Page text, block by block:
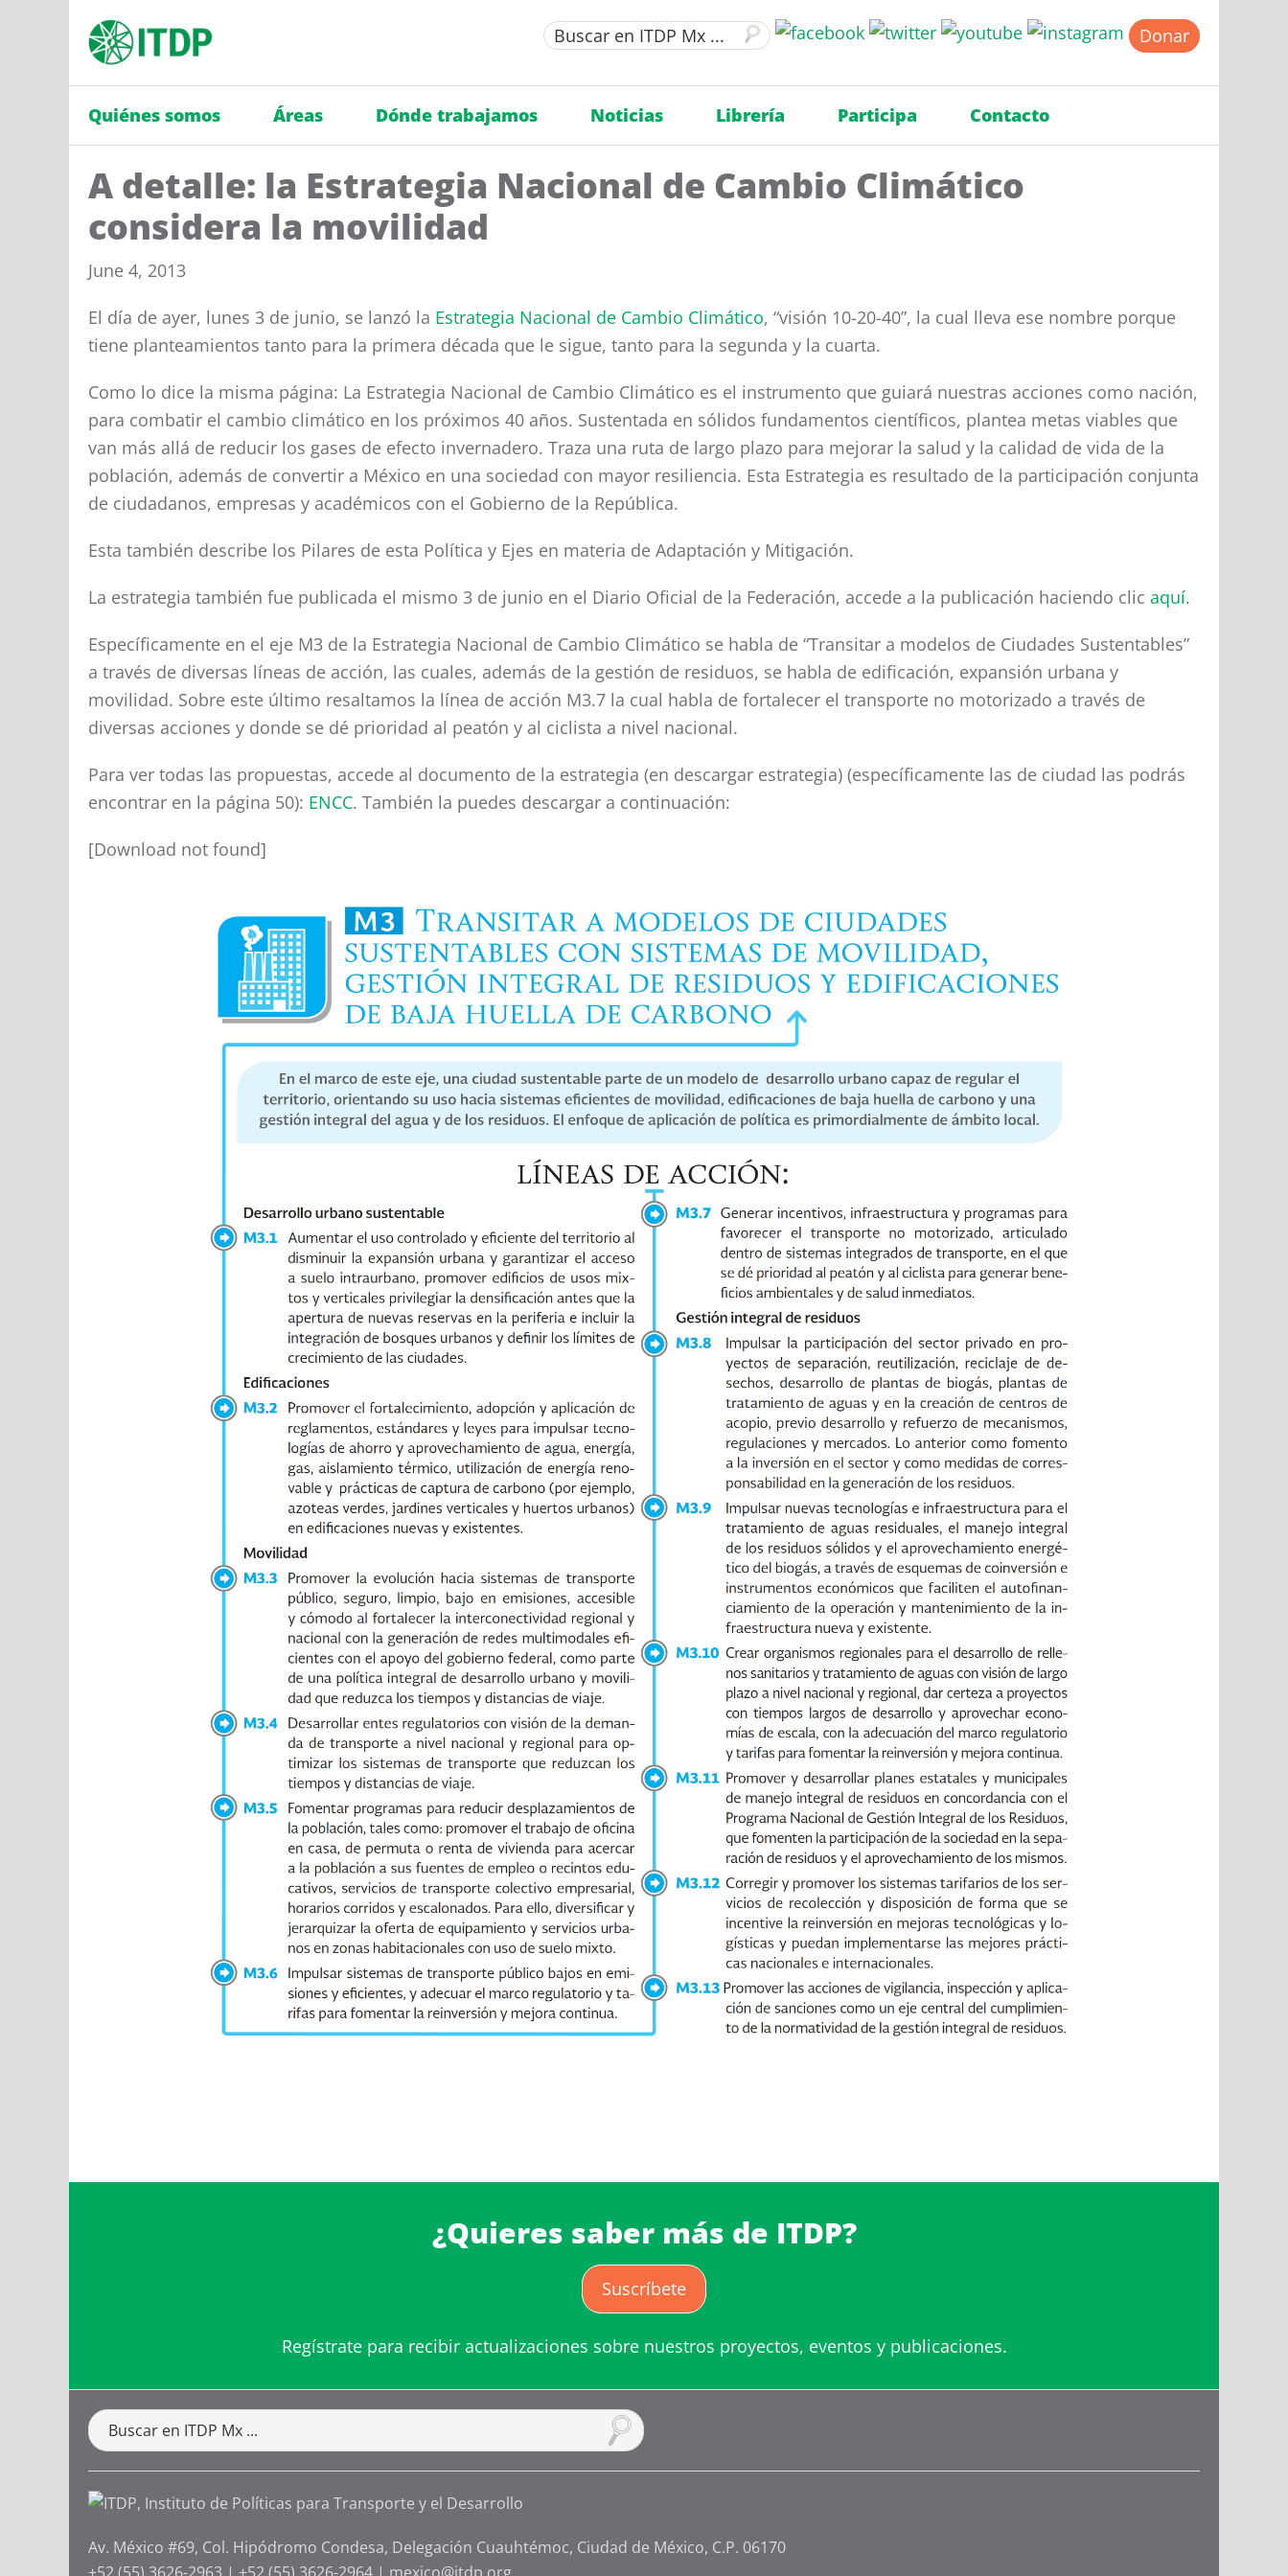
Donar
Quiénes somos Áreas Dónde trabajamos Noticias Librería Participa Contacto
A detalle: la Estrategia Nacional de Cambio Climático
considera la movilidad
June 4, 2013
El día de ayer, lunes 3 de junio, se lanzó la Estrategia Nacional de Cambio Climático, “visión 10-20-40”, la cual lleva ese nombre porque
tiene planteamientos tanto para la primera década que le sigue, tanto para la segunda y la cuarta.
Como lo dice la misma página: La Estrategia Nacional de Cambio Climático es el instrumento que guiará nuestras acciones como nación,
para combatir el cambio climático en los próximos 40 años. Sustentada en sólidos fundamentos científicos, plantea metas viables que
van más allá de reducir los gases de efecto invernadero. Traza una ruta de largo plazo para mejorar la salud y la calidad de vida de la
población, además de convertir a México en una sociedad con mayor resiliencia. Esta Estrategia es resultado de la participación conjunta
de ciudadanos, empresas y académicos con el Gobierno de la República.
Esta también describe los Pilares de esta Política y Ejes en materia de Adaptación y Mitigación.
La estrategia también fue publicada el mismo 3 de junio en el Diario Oficial de la Federación, accede a la publicación haciendo clic aquí.
Específicamente en el eje M3 de la Estrategia Nacional de Cambio Climático se habla de “Transitar a modelos de Ciudades Sustentables”
a través de diversas líneas de acción, las cuales, además de la gestión de residuos, se habla de edificación, expansión urbana y
movilidad. Sobre este último resaltamos la línea de acción M3.7 la cual habla de fortalecer el transporte no motorizado a través de
diversas acciones y donde se dé prioridad al peatón y al ciclista a nivel nacional.
Para ver todas las propuestas, accede al documento de la estrategia (en descargar estrategia) (específicamente las de ciudad las podrás
encontrar en la página 50): ENCC. También la puedes descargar a continuación:
[Download not found]
¿Quieres saber más de ITDP?
Suscríbete
Regístrate para recibir actualizaciones sobre nuestros proyectos, eventos y publicaciones.
Av. México #69, Col. Hipódromo Condesa, Delegación Cuauhtémoc, Ciudad de México, C.P. 06170